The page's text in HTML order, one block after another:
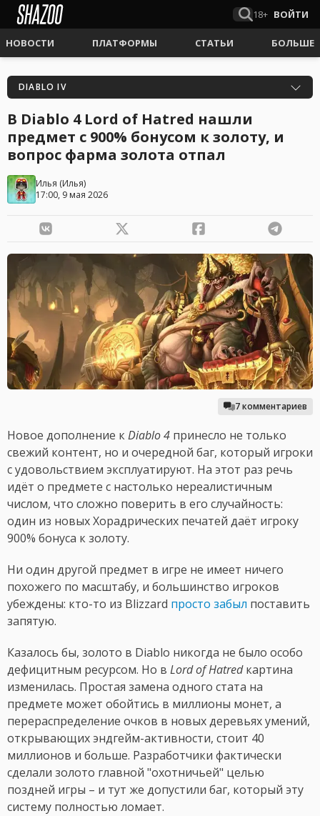
18+ ВОЙТИ
НОВОСТИ ПЛАТФОРМЫ СТАТЬИ БОЛЬШЕ
DIABLO IV
В Diablo 4 Lord of Hatred нашли
предмет с 900% бонусом к золоту, и
вопрос фарма золота отпал
Илья (Илья)
17:00, 9 мая 2026
7 комментариев
Новое дополнение кDiablo 4 принесло не только
свежий контент, но и очередной баг, который игроки
с удовольствием эксплуатируют. На этот раз речь
идёт о предмете с настолько нереалистичным
числом, что сложно поверить в его случайность:
один из новых Хорадрических печатей даёт игроку
900% бонуса к золоту.
Ни один другой предмет в игре не имеет ничего
похожего по масштабу, и большинство игроков
убеждены: кто-то из Blizzard просто забыл поставить
запятую.
Казалось бы, золото в Diablo никогда не было особо
дефицитным ресурсом. Но в Lord of Hatredкартина
изменилась. Простая замена одного стата на
предмете может обойтись в миллионы монет, а
перераспределение очков в новых деревьях умений,
открывающих эндгейм-активности, стоит 40
миллионов и больше. Разработчики фактически
сделали золото главной "охотничьей" целью
поздней игры – и тут же допустили баг, который эту
систему полностью ломает.